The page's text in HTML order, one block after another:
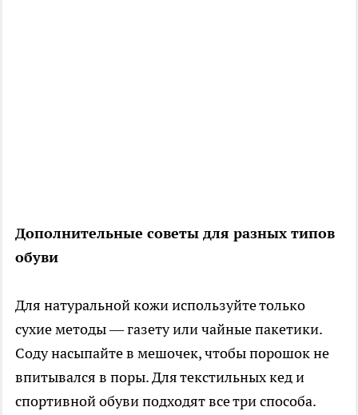
Дополнительные советы для разных типов
обуви
Для натуральной кожи используйте только
сухие методы — газету или чайные пакетики.
Соду насыпайте в мешочек, чтобы порошок не
впитывался в поры. Для текстильных кед и
спортивной обуви подходят все три способа.